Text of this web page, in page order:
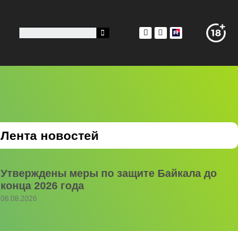
Лента новостей
Утверждены меры по защите Байкала до
конца 2026 года
06.08.2026